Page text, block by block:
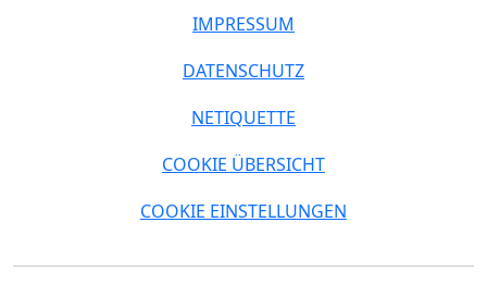
IMPRESSUM
DATENSCHUTZ
NETIQUETTE
COOKIE ÜBERSICHT
COOKIE EINSTELLUNGEN